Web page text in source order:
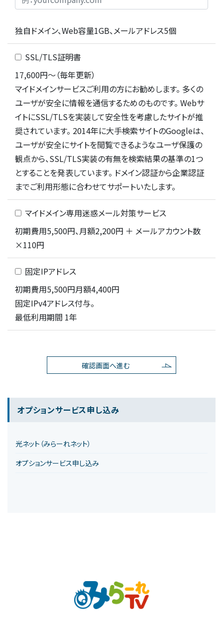
独自ドメイン、Web容量1GB、メールアドレス5個
SSL/TLS証明書
17,600円〜（毎年更新）
マイドメインサービスご利用の方にお勧めします。 多くの
ユーザが安全に情報を通信するためのものです。 Webサ
イトにSSL/TLSを実装して安全性を考慮したサイトが推
奨されています。 2014年に大手検索サイトのGoogleは、
ユーザが安全にサイトを閲覧できるようなユーザ保護の
観点から、SSL/TLS実装の有無を検索結果の基準の1つ
とすることを発表しています。 ドメイン認証から企業認証
までご利用形態に合わせてサポートいたします。
マイドメイン専用迷惑メール対策サービス
初期費用5,500円、月額2,200円 ＋ メールアカウント数
×110円
固定IPアドレス
初期費用5,500円月額4,400円
固定IPv4アドレス付与。
最低利用期間 1年
オプションサービス申し込み
光ネット（みらーれネット）
オプションサービス申し込み